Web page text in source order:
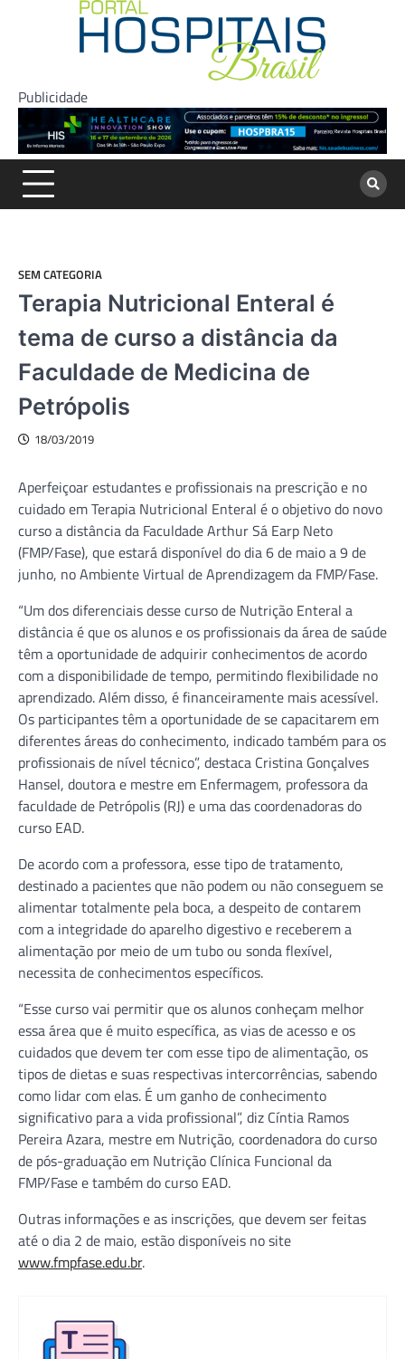
Publicidade
SEM CATEGORIA
Terapia Nutricional Enteral é
tema de curso a distância da
Faculdade de Medicina de
Petrópolis
18/03/2019
Aperfeiçoar estudantes e profissionais na prescrição e no
cuidado em Terapia Nutricional Enteral é o objetivo do novo
curso a distância da Faculdade Arthur Sá Earp Neto
(FMP/Fase), que estará disponível do dia 6 de maio a 9 de
junho, no Ambiente Virtual de Aprendizagem da FMP/Fase.
“Um dos diferenciais desse curso de Nutrição Enteral a
distância é que os alunos e os profissionais da área de saúde
têm a oportunidade de adquirir conhecimentos de acordo
com a disponibilidade de tempo, permitindo flexibilidade no
aprendizado. Além disso, é financeiramente mais acessível.
Os participantes têm a oportunidade de se capacitarem em
diferentes áreas do conhecimento, indicado também para os
profissionais de nível técnico”, destaca Cristina Gonçalves
Hansel, doutora e mestre em Enfermagem, professora da
faculdade de Petrópolis (RJ) e uma das coordenadoras do
curso EAD.
De acordo com a professora, esse tipo de tratamento,
destinado a pacientes que não podem ou não conseguem se
alimentar totalmente pela boca, a despeito de contarem
com a integridade do aparelho digestivo e receberem a
alimentação por meio de um tubo ou sonda flexível,
necessita de conhecimentos específicos.
“Esse curso vai permitir que os alunos conheçam melhor
essa área que é muito específica, as vias de acesso e os
cuidados que devem ter com esse tipo de alimentação, os
tipos de dietas e suas respectivas intercorrências, sabendo
como lidar com elas. É um ganho de conhecimento
significativo para a vida profissional”, diz Cíntia Ramos
Pereira Azara, mestre em Nutrição, coordenadora do curso
de pós-graduação em Nutrição Clínica Funcional da
FMP/Fase e também do curso EAD.
Outras informações e as inscrições, que devem ser feitas
até o dia 2 de maio, estão disponíveis no site
www.fmpfase.edu.br.